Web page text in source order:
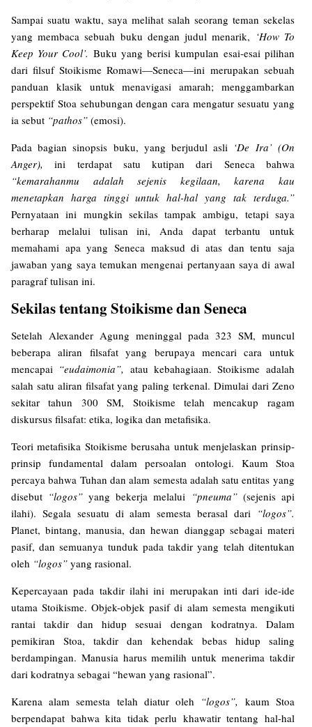
Sampai suatu waktu, saya melihat salah seorang teman sekelas
yang membaca sebuah buku dengan judul menarik, ‘How To
Keep Your Cool’. Buku yang berisi kumpulan esai-esai pilihan
dari filsuf Stoikisme Romawi—Seneca—ini merupakan sebuah
panduan klasik untuk menavigasi amarah; menggambarkan
perspektif Stoa sehubungan dengan cara mengatur sesuatu yang
ia sebut “pathos” (emosi).
Pada bagian sinopsis buku, yang berjudul asli ‘De Ira’ (On
Anger), ini terdapat satu kutipan dari Seneca bahwa
“kemarahanmu adalah sejenis kegilaan, karena kau
menetapkan harga tinggi untuk hal-hal yang tak terduga.”
Pernyataan ini mungkin sekilas tampak ambigu, tetapi saya
berharap melalui tulisan ini, Anda dapat terbantu untuk
memahami apa yang Seneca maksud di atas dan tentu saja
jawaban yang saya temukan mengenai pertanyaan saya di awal
paragraf tulisan ini.
Sekilas tentang Stoikisme dan Seneca
Setelah Alexander Agung meninggal pada 323 SM, muncul
beberapa aliran filsafat yang berupaya mencari cara untuk
mencapai “eudaimonia”, atau kebahagiaan. Stoikisme adalah
salah satu aliran filsafat yang paling terkenal. Dimulai dari Zeno
sekitar tahun 300 SM, Stoikisme telah mencakup ragam
diskursus filsafat: etika, logika dan metafisika.
Teori metafisika Stoikisme berusaha untuk menjelaskan prinsip-
prinsip fundamental dalam persoalan ontologi. Kaum Stoa
percaya bahwa Tuhan dan alam semesta adalah satu entitas yang
disebut “logos” yang bekerja melalui “pneuma”(sejenis api
ilahi). Segala sesuatu di alam semesta berasal dari“logos”.
Planet, bintang, manusia, dan hewan dianggap sebagai materi
pasif, dan semuanya tunduk pada takdir yang telah ditentukan
oleh “logos” yang rasional.
Kepercayaan pada takdir ilahi ini merupakan inti dari ide-ide
utama Stoikisme. Objek-objek pasif di alam semesta mengikuti
rantai takdir dan hidup sesuai dengan kodratnya. Dalam
pemikiran Stoa, takdir dan kehendak bebas hidup saling
berdampingan. Manusia harus memilih untuk menerima takdir
dari kodratnya sebagai “hewan yang rasional”.
Karena alam semesta telah diatur oleh “logos”, kaum Stoa
berpendapat bahwa kita tidak perlu khawatir tentang hal-hal